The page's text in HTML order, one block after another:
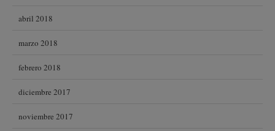
abril 2018
marzo 2018
febrero 2018
diciembre 2017
noviembre 2017